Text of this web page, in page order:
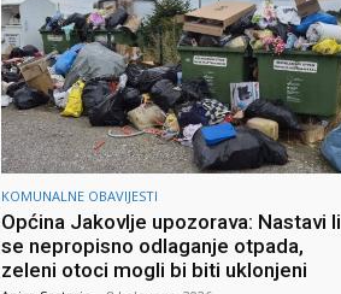
KOMUNALNE OBAVIJESTI
Općina Jakovlje upozorava: Nastavi li
se nepropisno odlaganje otpada,
zeleni otoci mogli bi biti uklonjeni